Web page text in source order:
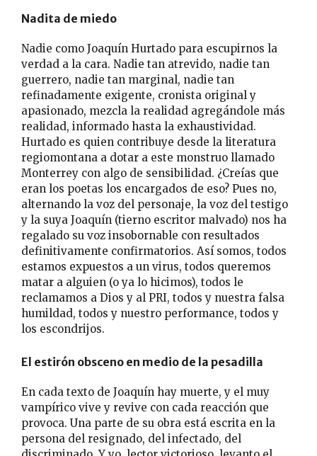
Nadita de miedo
Nadie como Joaquín Hurtado para escupirnos la
verdad a la cara. Nadie tan atrevido, nadie tan
guerrero, nadie tan marginal, nadie tan
refinadamente exigente, cronista original y
apasionado, mezcla la realidad agregándole más
realidad, informado hasta la exhaustividad.
Hurtado es quien contribuye desde la literatura
regiomontana a dotar a este monstruo llamado
Monterrey con algo de sensibilidad. ¿Creías que
eran los poetas los encargados de eso? Pues no,
alternando la voz del personaje, la voz del testigo
y la suya Joaquín (tierno escritor malvado) nos ha
regalado su voz insobornable con resultados
definitivamente confirmatorios. Así somos, todos
estamos expuestos a un virus, todos queremos
matar a alguien (o ya lo hicimos), todos le
reclamamos a Dios y al PRI, todos y nuestra falsa
humildad, todos y nuestro performance, todos y
los escondrijos.
El estirón obsceno en medio de la pesadilla
En cada texto de Joaquín hay muerte, y el muy
vampírico vive y revive con cada reacción que
provoca. Una parte de su obra está escrita en la
persona del resignado, del infectado, del